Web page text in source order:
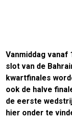
Vanmiddag vanaf
slot van de
kwartfinales
ook de halve
de eerste
hier onder te